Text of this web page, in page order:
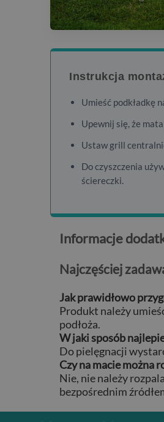
Instrukcja
Umieść podkładkę
Upewnij się, że
Ustaw grill
Do czyszczenia
ściereczki.
Informacje
Najczęściej
Jak prawidłowo
Produkt należy
podłoża.
W jaki sposób
Do pielęgnacji
Czy na macie można
Nie, nie należy
bezpośrednim